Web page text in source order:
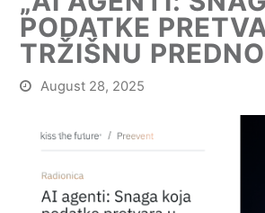
PODATKE
TRŽIŠNU
August 28, 2025